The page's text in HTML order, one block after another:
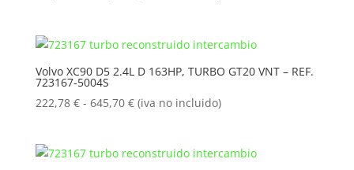
desde
222,78 €
645,70 €
Volvo XC90 D5 2.4L D 163HP, TURBO GT20 VNT – REF.
723167-5004S
222,78 € - 645,70 €Rango
desde
(iva no incluido)